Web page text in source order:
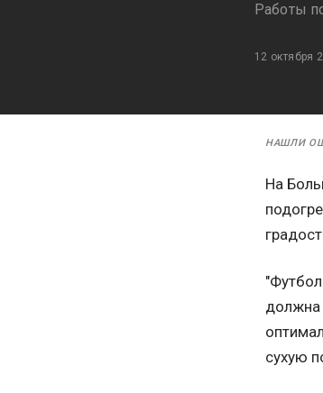
Работы
12 октября
НАШЛИ
На
должна
сухую